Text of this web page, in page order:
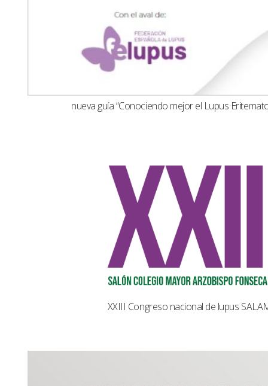
nueva guía “Conociendo mejor el Lupus
XXIII Congreso nacional de lupus